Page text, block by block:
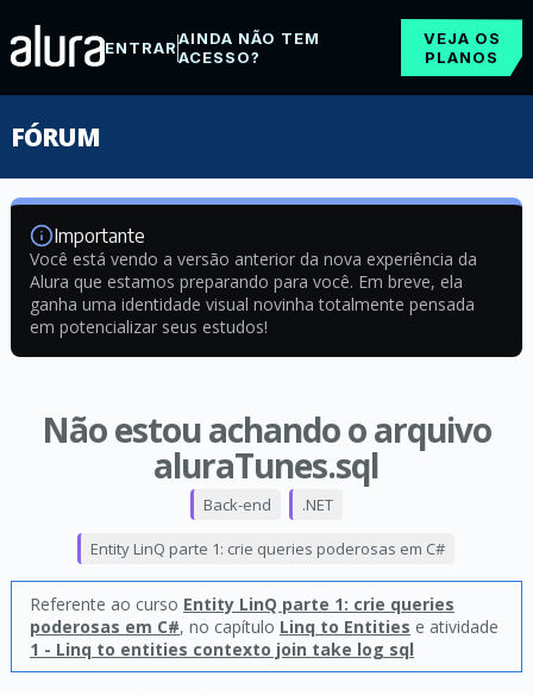
ENTRARAINDA NÃO TEM
ACESSO?
VEJA OS
PLANOS
FÓRUM
Importante
Você está vendo a versão anterior da nova experiência da
Alura que estamos preparando para você. Em breve, ela
ganha uma identidade visual novinha totalmente pensada
em potencializar seus estudos!
Não estou achando o arquivo
aluraTunes.sql
Back-end .NET
Entity LinQ parte 1: crie queries poderosas em C#
Referente ao curso Entity LinQ parte 1: crie queries
poderosas em C#, no capítulo Linq to Entities e atividade
1 - Linq to entities contexto join take log sql